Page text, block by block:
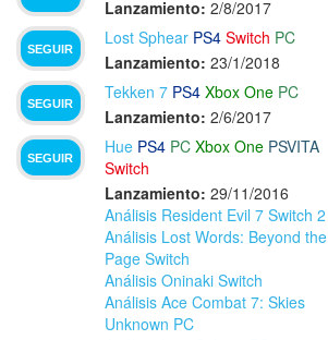
Lanzamiento: 2/8/2017
SEGUIR
Lost Sphear PS4 Switch PC
Lanzamiento: 23/1/2018
SEGUIR
Tekken 7 PS4 Xbox One PC
Lanzamiento: 2/6/2017
SEGUIR
Hue PS4 PC Xbox One PSVITA
Switch
Lanzamiento: 29/11/2016
Análisis Resident Evil 7 Switch 2
Análisis Lost Words: Beyond the
Page Switch
Análisis Oninaki Switch
Análisis Ace Combat 7: Skies
Unknown PC